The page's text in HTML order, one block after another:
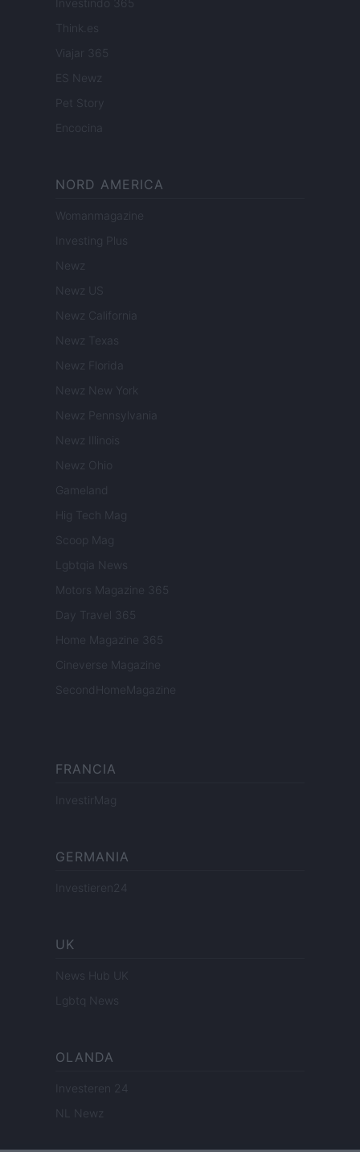
Investindo 365
Think.es
Viajar 365
ES Newz
Pet Story
Encocina
NORD AMERICA
Womanmagazine
Investing Plus
Newz
Newz US
Newz California
Newz Texas
Newz Florida
Newz New York
Newz Pennsylvania
Newz Illinois
Newz Ohio
Gameland
Hig Tech Mag
Scoop Mag
Lgbtqia News
Motors Magazine 365
Day Travel 365
Home Magazine 365
Cineverse Magazine
SecondHomeMagazine
FRANCIA
InvestirMag
GERMANIA
Investieren24
UK
News Hub UK
Lgbtq News
OLANDA
Investeren 24
NL Newz